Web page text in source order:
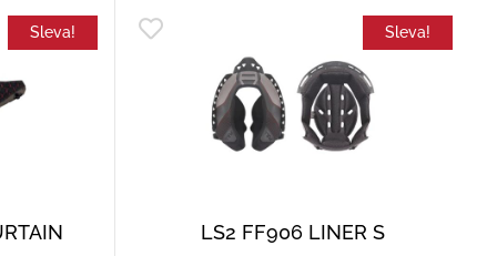
Sleva! Sleva!
LS2 FF906 LINER S